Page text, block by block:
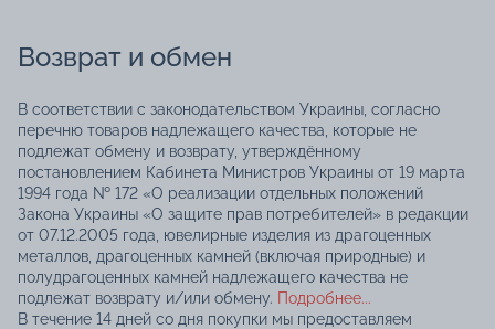
Возврат и обмен
В соответствии с законодательством Украины, согласно
перечню товаров надлежащего качества, которые не
подлежат обмену и возврату, утверждённому
постановлением Кабинета Министров Украины от 19 марта
1994 года № 172 «О реализации отдельных положений
Закона Украины «О защите прав потребителей» в редакции
от 07.12.2005 года, ювелирные изделия из драгоценных
металлов, драгоценных камней (включая природные) и
полудрагоценных камней надлежащего качества не
подлежат возврату и/или обмену. Подробнее...
В течение 14 дней со дня покупки мы предоставляем